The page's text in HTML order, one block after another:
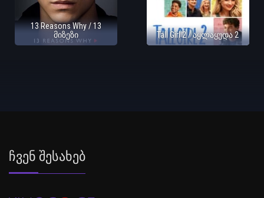
13 Reasons Why / 13
მიზეზი
Tall Girl 2 / აყლაყუდა 2
Ჩვენ Შესახებ